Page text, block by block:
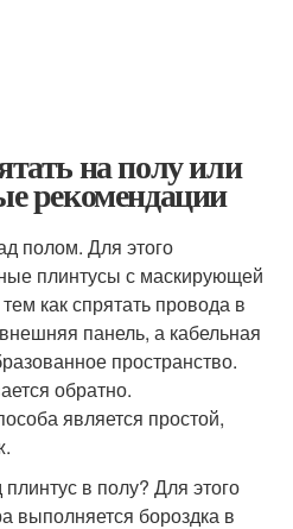
на полу или
рекомендации
полом. Для этого
плинтусы с маскирующей
как спрятать провода в
панель, а кабельная
пространство.
обратно.
является простой,
в полу? Для этого
выполняется бороздка в